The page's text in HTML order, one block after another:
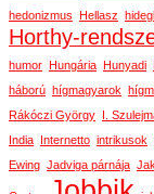
hedonizmus Hellasz
Horthy-
humor Hungária Hunyadi
háború hígmagyarok
Rákóczi György I.
India Internetto intrikusok
Ewing Jadviga párnája